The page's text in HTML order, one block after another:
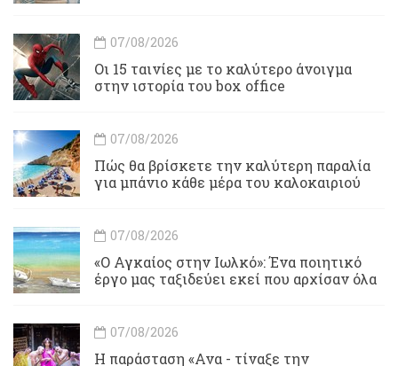
07/08/2026
Οι 15 ταινίες με το καλύτερο άνοιγμα
στην ιστορία του box office
07/08/2026
Πώς θα βρίσκετε την καλύτερη παραλία
για μπάνιο κάθε μέρα του καλοκαιριού
07/08/2026
«Ο Αγκαίος στην Ιωλκό»: Ένα ποιητικό
έργο μας ταξιδεύει εκεί που αρχίσαν όλα
07/08/2026
Η παράσταση «Ανα - τίναξε την